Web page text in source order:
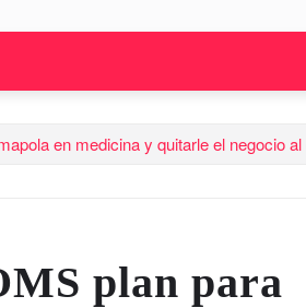
en medicina y quitarle el negocio
plan para